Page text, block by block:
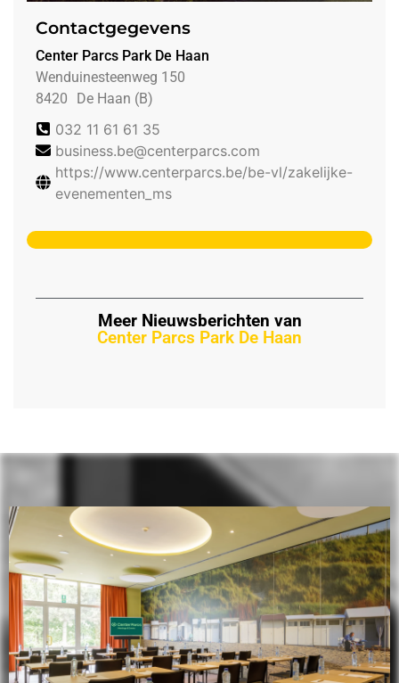
Contactgegevens
Center Parcs Park De Haan
Wenduinesteenweg 150
8420
De Haan (B)
032 11 61 61 35
business.be@centerparcs.com
https://www.centerparcs.be/be-vl/zakelijke-
evenementen_ms
Meer Nieuwsberichten van
Center Parcs Park De Haan